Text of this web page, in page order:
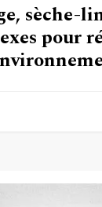
sèche-
pour